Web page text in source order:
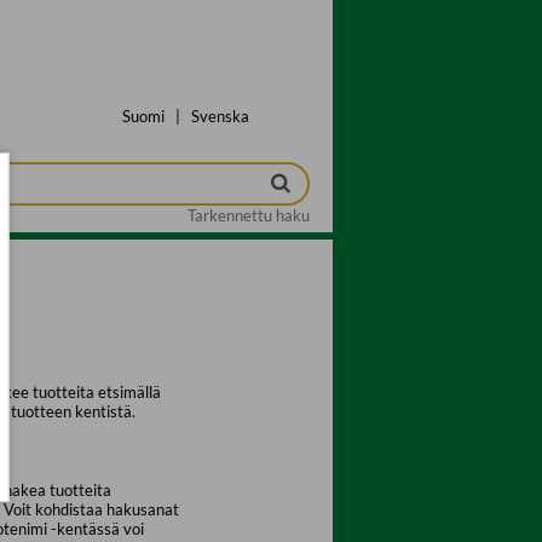
Suomi Svenska
Tarkennettu haku
tuotteita etsimällä
tuotteen kentistä.
hakea tuotteita
kohdistaa hakusanat
-kentässä voi